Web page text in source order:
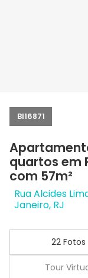
BI16871
quartos em
com 57m²
Rua Alcides
Janeiro, RJ
22 Fotos
Tour